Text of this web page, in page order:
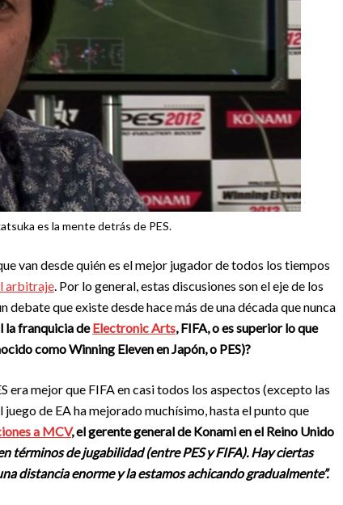
es la mente detrás de PES.
van desde quién es el mejor jugador de todos los tiempos
arbitraje. Por lo general, estas discusiones son el eje de los
que existe desde hace más de una década que nunca
la franquicia deElectronic Arts, FIFA, o es superior lo que
como Winning Eleven en Japón, o PES)?
era mejor que FIFA en casi todos los aspectos (excepto las
de EA ha mejorado muchísimo, hasta el punto que
a MCV, el gerente general de Konami en el Reino Unido
términos de jugabilidad (entre PES y FIFA). Hay ciertas
distancia enorme y la estamos achicando gradualmente”.